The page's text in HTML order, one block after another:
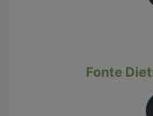
Fonte